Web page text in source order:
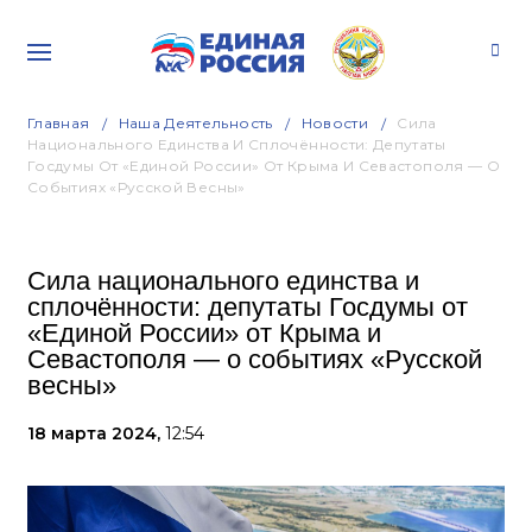
Главная Наша Деятельность Новости
Сила
Национального Единства И Сплочённости: Депутаты
Госдумы От «Единой России» От Крыма И Севастополя — О
Событиях «Русской Весны»
Сила национального единства и
сплочённости: депутаты Госдумы от
«Единой России» от Крыма и
Севастополя — о событиях «Русской
весны»
18 марта 2024, 12:54